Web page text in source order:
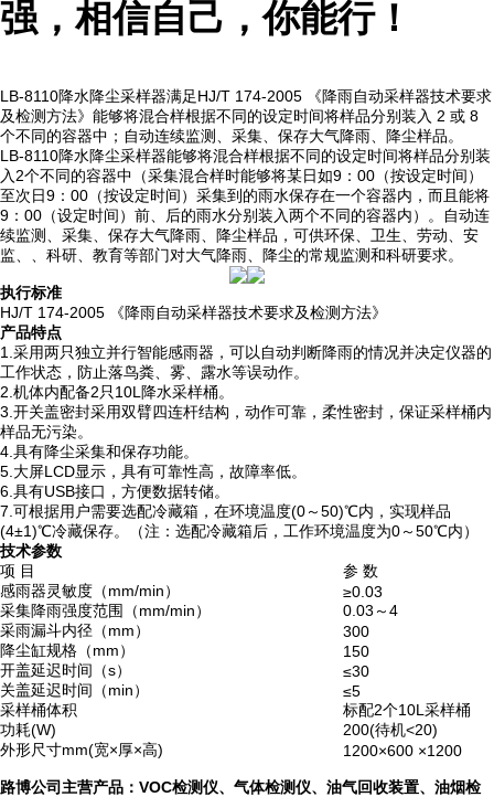
强，相信自己，你能行！
LB-8110降水降尘采样器满足HJ/T 174-2005 《降雨自动采样器技术要求
及检测方法》能够将混合样根据不同的设定时间将样品分别装入 2 或 8
个不同的容器中；自动连续监测、采集、保存大气降雨、降尘样品。
LB-8110降水降尘采样器能够将混合样根据不同的设定时间将样品分别装
入2个不同的容器中（采集混合样时能够将某日如9：00（按设定时间）
至次日9：00（按设定时间）采集到的雨水保存在一个容器内，而且能将
9：00（设定时间）前、后的雨水分别装入两个不同的容器内）。自动连
续监测、采集、保存大气降雨、降尘样品，可供环保、卫生、劳动、安
监、、科研、教育等部门对大气降雨、降尘的常规监测和科研要求。
执行标准
HJ/T 174-2005 《降雨自动采样器技术要求及检测方法》
产品特点
1.采用两只独立并行智能感雨器，可以自动判断降雨的情况并决定仪器的
工作状态，防止落鸟粪、雾、露水等误动作。
2.机体内配备2只10L降水采样桶。
3.开关盖密封采用双臂四连杆结构，动作可靠，柔性密封，保证采样桶内
样品无污染。
4.具有降尘采集和保存功能。
5.大屏LCD显示，具有可靠性高，故障率低。
6.具有USB接口，方便数据转储。
7.可根据用户需要选配冷藏箱，在环境温度(0～50)℃内，实现样品
(4±1)℃冷藏保存。（注：选配冷藏箱后，工作环境温度为0～50℃内）
技术参数
项 目
参 数
感雨器灵敏度（mm/min）
≥0.03
采集降雨强度范围（mm/min）
0.03～4
采雨漏斗内径（mm）
300
降尘缸规格（mm）
150
开盖延迟时间（s）
≤30
关盖延迟时间（min）
≤5
采样桶体积
标配2个10L采样桶
功耗(W)
200(待机<20)
外形尺寸mm(宽×厚×高)
1200×600 ×1200
路博公司主营产品：VOC检测仪、气体检测仪、 油气回收装置、 油烟检